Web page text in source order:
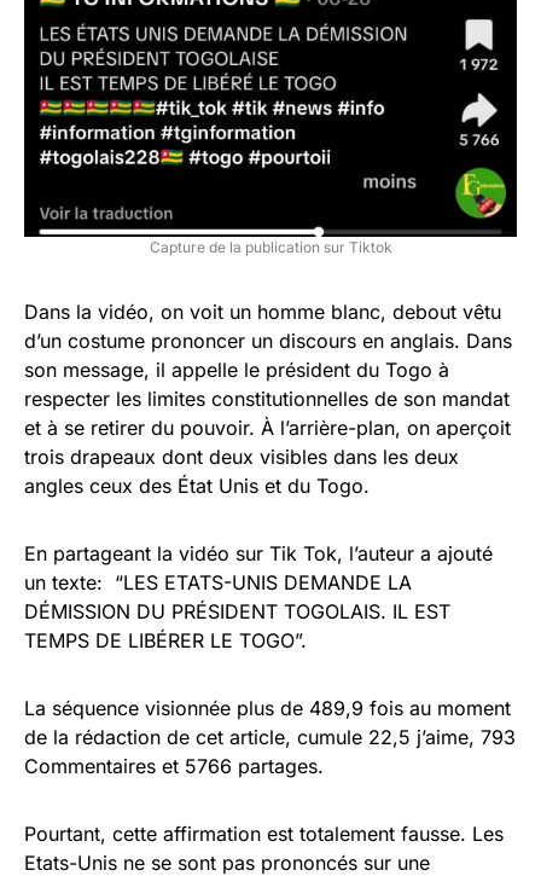
Capture de la publication sur Tiktok
Dans la vidéo, on voit un homme blanc, debout vêtu
d’un costume prononcer un discours en anglais. Dans
son message, il appelle le président du Togo à
respecter les limites constitutionnelles de son mandat
et à se retirer du pouvoir. À l’arrière-plan, on aperçoit
trois drapeaux dont deux visibles dans les deux
angles ceux des État Unis et du Togo.
En partageant la vidéo sur Tik Tok, l’auteur a ajouté
un texte: “LES ETATS-UNIS DEMANDE LA
DÉMISSION DU PRÉSIDENT TOGOLAIS. IL EST
TEMPS DE LIBÉRER LE TOGO”.
La séquence visionnée plus de 489,9 fois au moment
de la rédaction de cet article, cumule 22,5 j’aime, 793
Commentaires et 5766 partages.
Pourtant, cette affirmation est totalement fausse. Les
Etats-Unis ne se sont pas prononcés sur une